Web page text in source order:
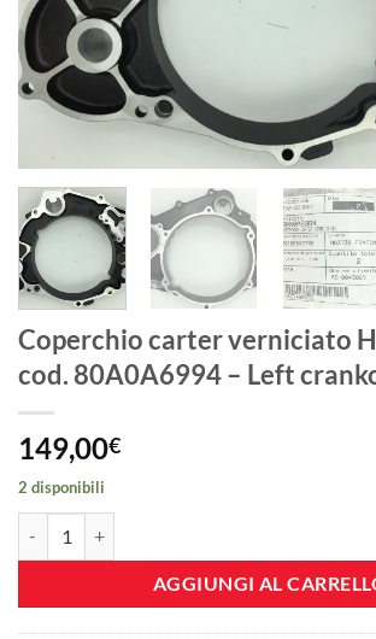
Coperchio carter verniciato
cod. 80A0A6994 – Left
149,00€
2 disponibili
AGGIUNGI AL